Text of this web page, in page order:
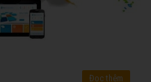
Đọc thêm